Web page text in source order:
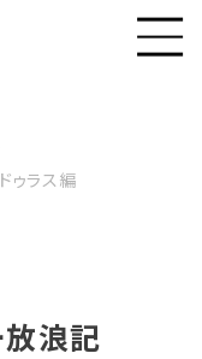
ゥラス編
浪記